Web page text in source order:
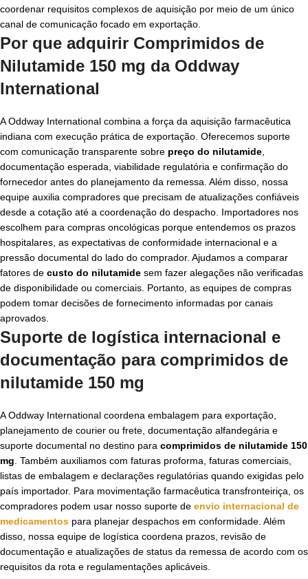
coordenar requisitos complexos de aquisição por meio de um único
canal de comunicação focado em exportação.
Por que adquirir Comprimidos de
Nilutamide 150 mg da Oddway
International
A Oddway International combina a força da aquisição farmacêutica
indiana com execução prática de exportação. Oferecemos suporte
com comunicação transparente sobre preço do nilutamide
documentação esperada, viabilidade regulatória e confirmação do
fornecedor antes do planejamento da remessa. Além disso, nossa
equipe auxilia compradores que precisam de atualizações confiáveis
desde a cotação até a coordenação do despacho. Importadores nos
escolhem para compras oncológicas porque entendemos os prazos
hospitalares, as expectativas de conformidade internacional e a
pressão documental do lado do comprador. Ajudamos a comparar
fatores de custo do nilutamide sem fazer alegações não verificadas
de disponibilidade ou comerciais. Portanto, as equipes de compras
podem tomar decisões de fornecimento informadas por canais
aprovados.
Suporte de logística internacional e
documentação para comprimidos de
nilutamide 150 mg
A Oddway International coordena embalagem para exportação,
planejamento de courier ou frete, documentação alfandegária e
suporte documental no destino para comprimidos de nilutamide 150
mg . Também auxiliamos com faturas proforma, faturas comerciais,
listas de embalagem e declarações regulatórias quando exigidas pelo
país importador. Para movimentação farmacêutica transfronteiriça, os
compradores podem usar nosso suporte de envio internacional de
medicamentos para planejar despachos em conformidade. Além
disso, nossa equipe de logística coordena prazos, revisão de
documentação e atualizações de status da remessa de acordo com os
requisitos da rota e regulamentações aplicáveis.